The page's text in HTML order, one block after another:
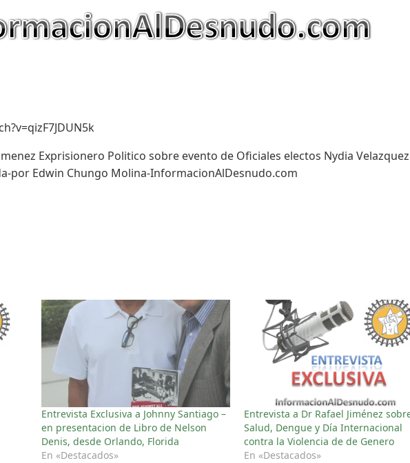
Exprisionero Politico sobre evento de Oficiales electos Nydia
por Edwin Chungo Molina-InformacionAlDesnudo.com
Entrevista Exclusiva a Johnny Santiago –
en presentacion de Libro de Nelson
Denis, desde Orlando, Florida
En «Destacados»
Entrevista a Dr Rafael Jiménez
Salud, Dengue y Día Internacional
contra la Violencia de de Genero
En «Destacados»